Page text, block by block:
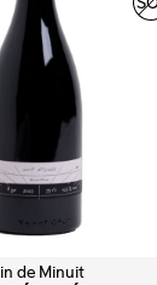
de Minuit